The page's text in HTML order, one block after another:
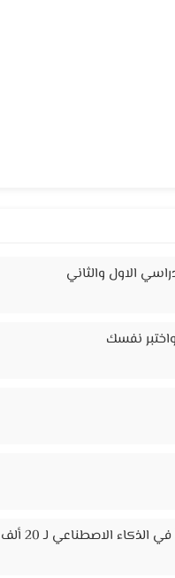
الاول والثاني
واختبر نفسك
لـ 20 ألف مواطن – رابط التسجيل هنا